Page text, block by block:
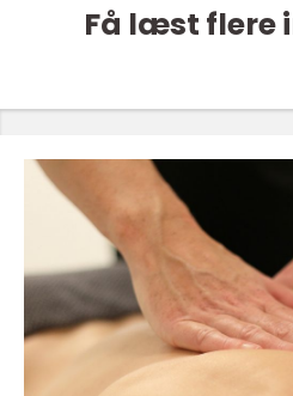
Få læst flere